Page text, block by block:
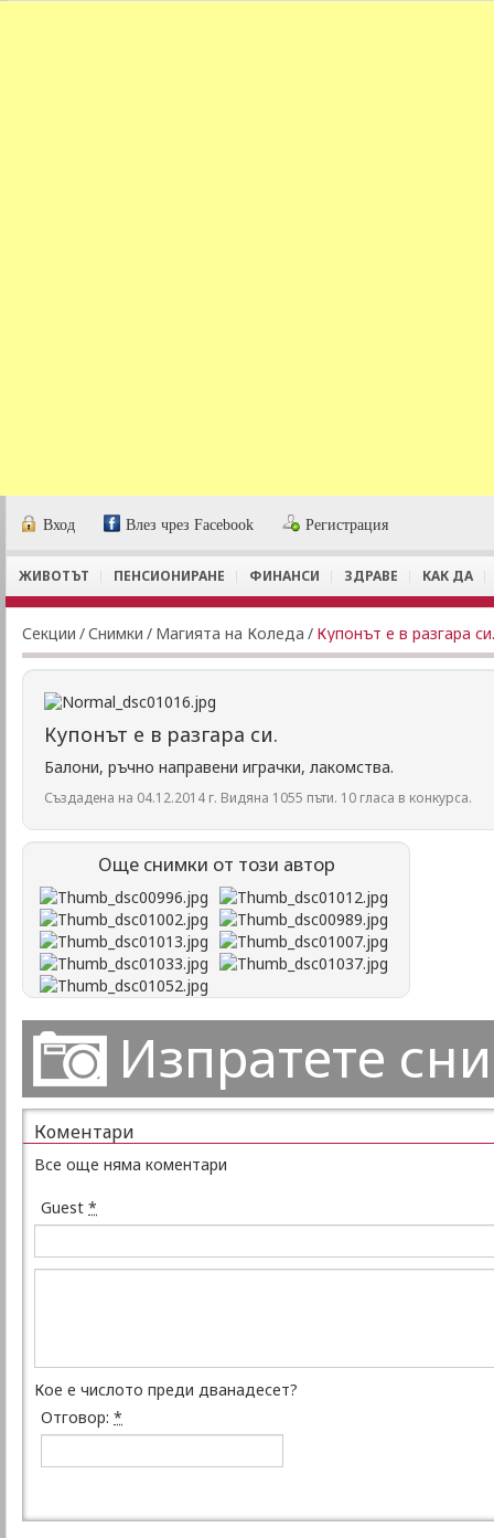
Вход Влез чрез Facebook Регистрация
ЖИВОТЪТ ПЕНСИОНИРАНЕ ФИНАНСИ ЗДРАВЕ КАК ДА
Секции /Снимки / Магията на Коледа / Купонът е в разгара си.
Купонът е в разгара си.
Балони, ръчно направени играчки, лакомства.
Създадена на 04.12.2014 г. Видяна 1055 пъти. 10 гласа в конкурса.
Още снимки от този автор
Изпратете
Коментари
Все още няма коментари
Guest *
Кое е числото преди дванадесет?
Отговор: *